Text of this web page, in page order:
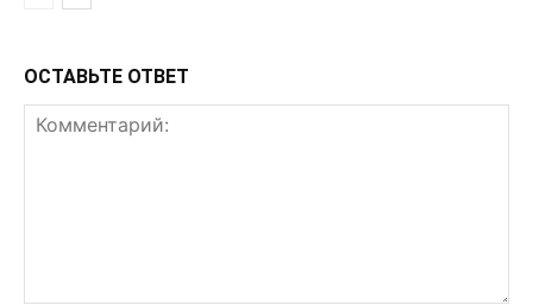
ОСТАВЬТЕ ОТВЕТ